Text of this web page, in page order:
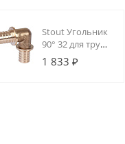
Stout Угольник
90° 32 для труб
из сшитого
полиэтилена
1 833 ₽